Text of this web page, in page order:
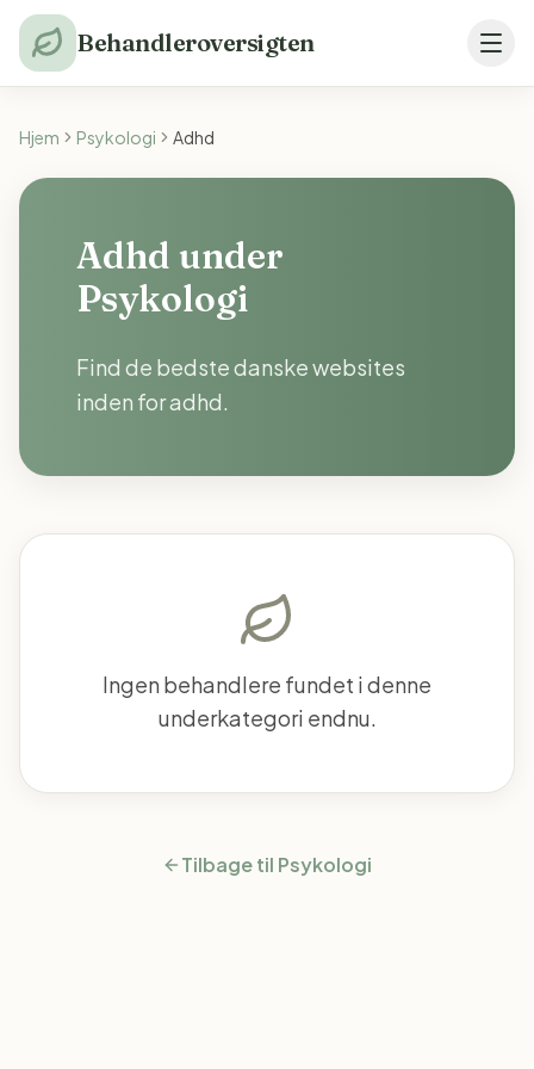
Behandleroversigten
Hjem Psykologi Adhd
Adhd under
Psykologi
Find de bedste danske websites
inden for adhd.
Ingen behandlere fundet i denne
underkategori endnu.
Tilbage til Psykologi